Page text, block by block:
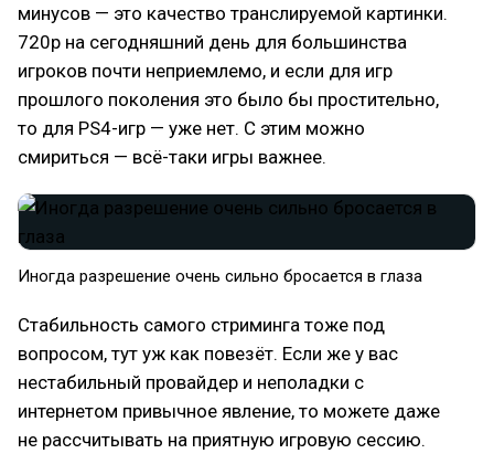
минусов — это качество транслируемой картинки.
720p на сегодняшний день для большинства
игроков почти неприемлемо, и если для игр
прошлого поколения это было бы простительно,
то для PS4-игр — уже нет. С этим можно
смириться — всё-таки игры важнее.
Иногда разрешение очень сильно бросается в глаза​
Стабильность самого стриминга тоже под
вопросом, тут уж как повезёт. Если же у вас
нестабильный провайдер и неполадки с
интернетом привычное явление, то можете даже
не рассчитывать на приятную игровую сессию.